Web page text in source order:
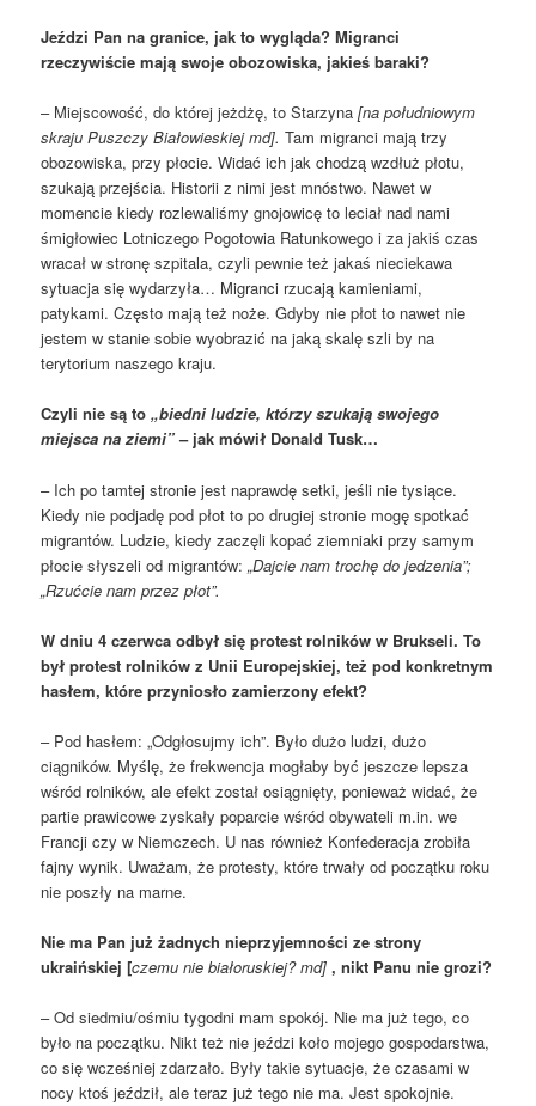
Jeździ Pan na granice, jak to wygląda? Migranci
rzeczywiście mają swoje obozowiska, jakieś baraki?
– Miejscowość, do której jeżdżę, to Starzyna[na południowym
skraju Puszczy Białowieskiej md]. Tam migranci mają trzy
obozowiska, przy płocie. Widać ich jak chodzą wzdłuż płotu,
szukają przejścia. Historii z nimi jest mnóstwo. Nawet w
momencie kiedy rozlewaliśmy gnojowicę to leciał nad nami
śmigłowiec Lotniczego Pogotowia Ratunkowego i za jakiś czas
wracał w stronę szpitala, czyli pewnie też jakaś nieciekawa
sytuacja się wydarzyła… Migranci rzucają kamieniami,
patykami. Często mają też noże. Gdyby nie płot to nawet nie
jestem w stanie sobie wyobrazić na jaką skalę szli by na
terytorium naszego kraju.
Czyli nie są to„biedni ludzie, którzy szukają swojego
miejsca na ziemi”– jak mówił Donald Tusk…
– Ich po tamtej stronie jest naprawdę setki, jeśli nie tysiące.
Kiedy nie podjadę pod płot to po drugiej stronie mogę spotkać
migrantów. Ludzie, kiedy zaczęli kopać ziemniaki przy samym
płocie słyszeli od migrantów:„Dajcie nam trochę do jedzenia”;
„Rzućcie nam przez płot”.
W dniu 4 czerwca odbył się protest rolników w Brukseli. To
był protest rolników z Unii Europejskiej, też pod konkretnym
hasłem, które przyniosło zamierzony efekt?
– Pod hasłem: „Odgłosujmy ich”. Było dużo ludzi, dużo
ciągników. Myślę, że frekwencja mogłaby być jeszcze lepsza
wśród rolników, ale efekt został osiągnięty, ponieważ widać, że
partie prawicowe zyskały poparcie wśród obywateli m.in. we
Francji czy w Niemczech. U nas również Konfederacja zrobiła
fajny wynik. Uważam, że protesty, które trwały od początku roku
nie poszły na marne.
Nie ma Pan już żadnych nieprzyjemności ze strony
ukraińskiej [czemu nie białoruskiej? md] , nikt Panu nie grozi?
– Od siedmiu/ośmiu tygodni mam spokój. Nie ma już tego, co
było na początku. Nikt też nie jeździ koło mojego gospodarstwa,
co się wcześniej zdarzało. Były takie sytuacje, że czasami w
nocy ktoś jeździł, ale teraz już tego nie ma. Jest spokojnie.